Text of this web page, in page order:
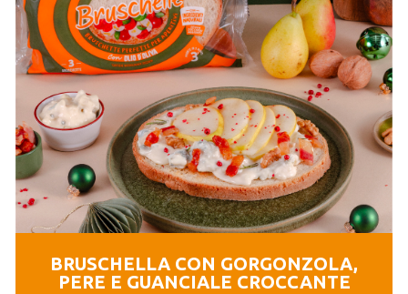
BRUSCHELLA CON GORGONZOLA,
PERE E GUANCIALE CROCCANTE